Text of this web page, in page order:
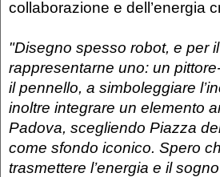
collaborazione e dell’energia
"Disegno spesso robot, e per
rappresentarne uno: un
il pennello, a simboleggiare
inoltre integrare un elemento
Padova, scegliendo Piazza
come sfondo iconico. Spero
trasmettere l’energia e il